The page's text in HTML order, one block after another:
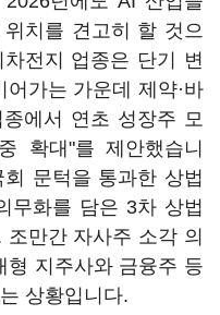
치를 견고히 할 것으
전지 업종은 단기 변
가는 가운데 제약·바
에서 연초 성장주 모
확대"를 제안했습니
문턱을 통과한 상법
무화를 담은 3차 상법
만간 자사주 소각 의
형 지주사와 금융주 등
상황입니다.